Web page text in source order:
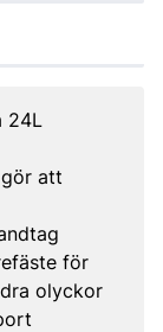
24L
att
för
olyckor